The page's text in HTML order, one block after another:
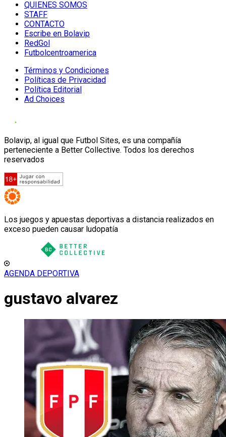
QUIENES SOMOS
STAFF
CONTACTO
Escribe en Bolavip
RedGol
Futbolcentroamerica
Términos y Condiciones
Políticas de Privacidad
Política Editorial
Ad Choices
Bolavip, al igual que Futbol Sites, es una compañía
perteneciente a Better Collective. Todos los derechos
reservados
Los juegos y apuestas deportivas a distancia realizados en
exceso pueden causar ludopatía
AGENDA DEPORTIVA
gustavo alvarez